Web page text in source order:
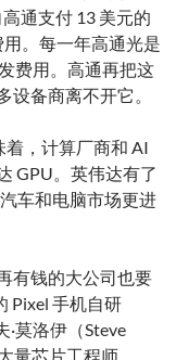
通支付 13 美元的
。每一年高通光是
费用。高通再把这
备商离不开它。
，计算厂商和 AI
GPU。英伟达有了
车和电脑市场更进
有钱的大公司也要
Pixel 手机自研
·莫洛伊（Steve
量芯片工程师。